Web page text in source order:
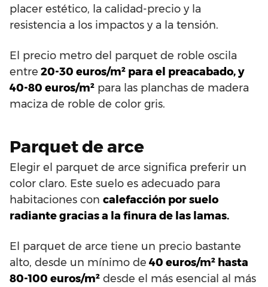
placer estético, la calidad-precio y la
resistencia a los impactos y a la tensión.
El precio metro del parquet de roble oscila
entre 20-30 euros/m² para el preacabado, y
40-80 euros/m² para las planchas de madera
maciza de roble de color gris.
Parquet de arce
Elegir el parquet de arce significa preferir un
color claro. Este suelo es adecuado para
habitaciones con calefacción por suelo
radiante gracias a la finura de las lamas.
El parquet de arce tiene un precio bastante
alto, desde un mínimo de 40 euros/m² hasta
80-100 euros/m² desde el más esencial al más